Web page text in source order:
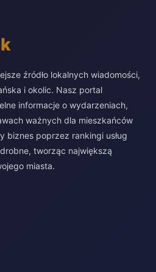
źródło lokalnych wiadomości,
i okolic. Nasz portal
informacje o wydarzeniach,
ważnych dla mieszkańców
biznes poprzez rankingi usług
tworząc największą
miasta.